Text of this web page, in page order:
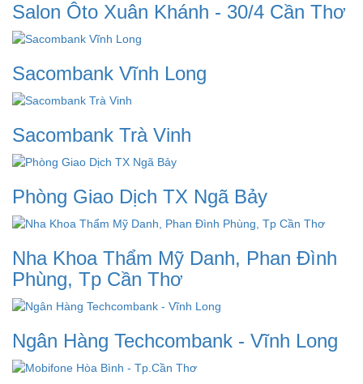
Salon Ôto Xuân Khánh - 30/4 Cần Thơ
Sacombank Vĩnh Long
Sacombank Trà Vinh
Phòng Giao Dịch TX Ngã Bảy
Nha Khoa Thẩm Mỹ Danh, Phan Đình
Phùng, Tp Cần Thơ
Ngân Hàng Techcombank - Vĩnh Long